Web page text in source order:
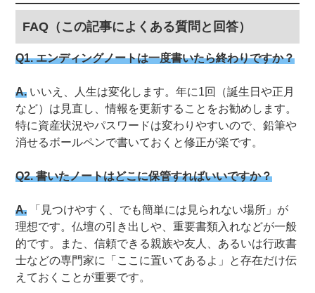
FAQ（この記事によくある質問と回答）
Q1. エンディングノートは一度書いたら終わりですか？
A. いいえ、人生は変化します。年に1回（誕生日や正月
など）は見直し、情報を更新することをお勧めします。
特に資産状況やパスワードは変わりやすいので、鉛筆や
消せるボールペンで書いておくと修正が楽です。
Q2. 書いたノートはどこに保管すればいいですか？
A. 「見つけやすく、でも簡単には見られない場所」が
理想です。仏壇の引き出しや、重要書類入れなどが一般
的です。また、信頼できる親族や友人、あるいは行政書
士などの専門家に「ここに置いてあるよ」と存在だけ伝
えておくことが重要です。